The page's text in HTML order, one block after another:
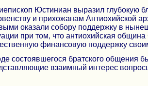
Юстиниан выразил глубокую
и прихожанам Антиохийской
оказали собору поддержку в
при том, что антиохийская
финансовую поддержку
состоявшегося братского общения
взаимный интерес